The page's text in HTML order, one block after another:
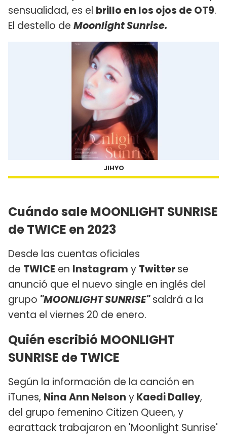
sensualidad, es el brillo en los ojos de OT9.
El destello de Moonlight Sunrise.
JIHYO
Cuándo sale MOONLIGHT SUNRISE
de TWICE en 2023
Desde las cuentas oficiales
de TWICE en Instagram y Twitterse
anunció que el nuevo single en inglés del
grupo "MOONLIGHT SUNRISE"saldrá a la
venta el viernes 20 de enero.
Quién escribió MOONLIGHT
SUNRISE de TWICE
Según la información de la canción en
iTunes, Nina Ann Nelson yKaedi Dalley,
del grupo femenino Citizen Queen, y
earattack trabajaron en 'Moonlight Sunrise'